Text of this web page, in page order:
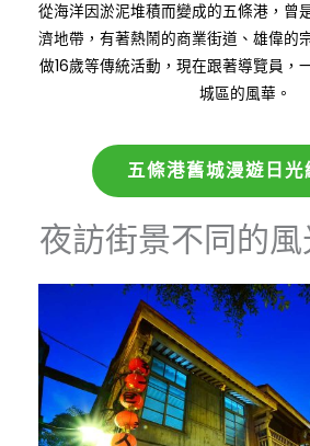
從海洋因淤泥堆積而變成的五條港，曾
濟地帶，有著熱鬧的商業街道、雄偉的
做16歲等傳統活動，現在跟著導覽員，
城區的風華。
五條港舊城漫遊日光
夜訪街景不同的